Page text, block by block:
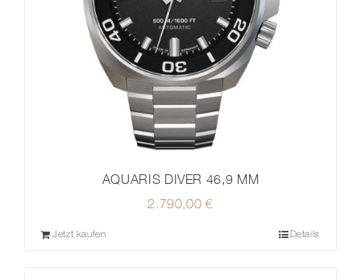
AQUARIS DIVER 46,9 MM
2.790,00€
Jetzt kaufen Details